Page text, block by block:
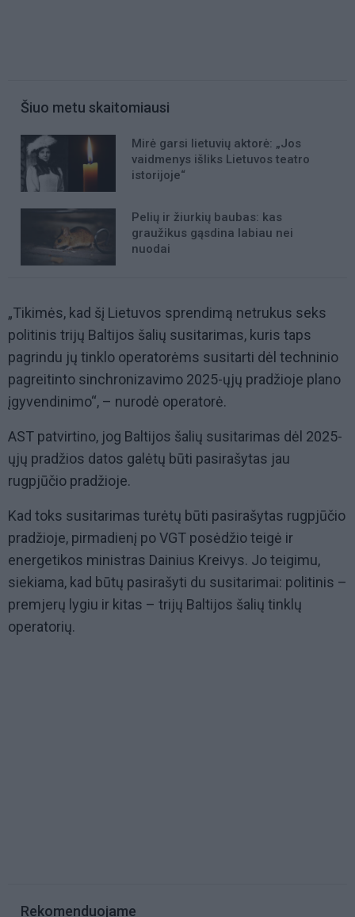
Šiuo metu skaitomiausi
Mirė garsi lietuvių aktorė: „Jos
vaidmenys išliks Lietuvos teatro
istorijoje“
Pelių ir žiurkių baubas: kas
graužikus gąsdina labiau nei
nuodai
„Tikimės, kad šį Lietuvos sprendimą netrukus seks
politinis trijų Baltijos šalių susitarimas, kuris taps
pagrindu jų tinklo operatorėms susitarti dėl techninio
pagreitinto sinchronizavimo 2025-ųjų pradžioje plano
įgyvendinimo“, – nurodė operatorė.
AST patvirtino, jog Baltijos šalių susitarimas dėl 2025-
ųjų pradžios datos galėtų būti pasirašytas jau
rugpjūčio pradžioje.
Kad toks susitarimas turėtų būti pasirašytas rugpjūčio
pradžioje, pirmadienį po VGT posėdžio teigė ir
energetikos ministras Dainius Kreivys. Jo teigimu,
siekiama, kad būtų pasirašyti du susitarimai: politinis –
premjerų lygiu ir kitas – trijų Baltijos šalių tinklų
operatorių.
Rekomenduojame